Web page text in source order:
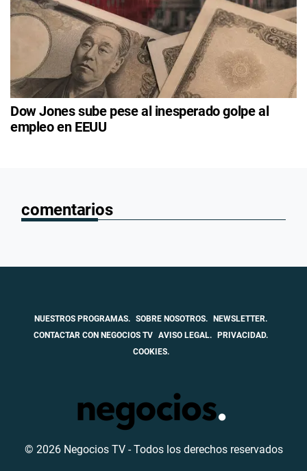
Dow Jones sube pese al inesperado golpe al
empleo en EEUU
comentarios
NUESTROS PROGRAMAS. SOBRE NOSOTROS. NEWSLETTER.
CONTACTAR CON NEGOCIOS TV AVISO LEGAL. PRIVACIDAD.
COOKIES.
© 2026 Negocios TV - Todos los derechos reservados